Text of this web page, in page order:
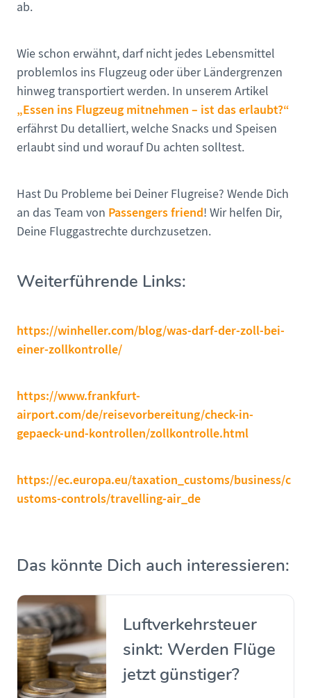
ab.
Wie schon erwähnt, darf nicht jedes Lebensmittel
problemlos ins Flugzeug oder über Ländergrenzen
hinweg transportiert werden. In unserem Artikel
„Essen ins Flugzeug mitnehmen – ist das erlaubt?“
erfährst Du detalliert, welche Snacks und Speisen
erlaubt sind und worauf Du achten solltest.
Hast Du Probleme bei Deiner Flugreise? Wende Dich
an das Team von Passengers friend! Wir helfen Dir,
Deine Fluggastrechte durchzusetzen.
Weiterführende Links:
https://winheller.com/blog/was-darf-der-zoll-bei-
einer-zollkontrolle/
https://www.frankfurt-
airport.com/de/reisevorbereitung/check-in-
gepaeck-und-kontrollen/zollkontrolle.html
https://ec.europa.eu/taxation_customs/business/c
ustoms-controls/travelling-air_de
Das könnte Dich auch interessieren:
Luftverkehrsteuer
sinkt: Werden Flüge
jetzt günstiger?